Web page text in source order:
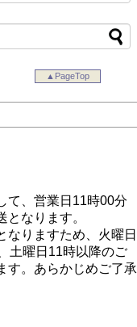
▲PageTop
て、営業日11時00分
なります。
りますため、火曜日
土曜日11時以降のご
す。あらかじめご了承